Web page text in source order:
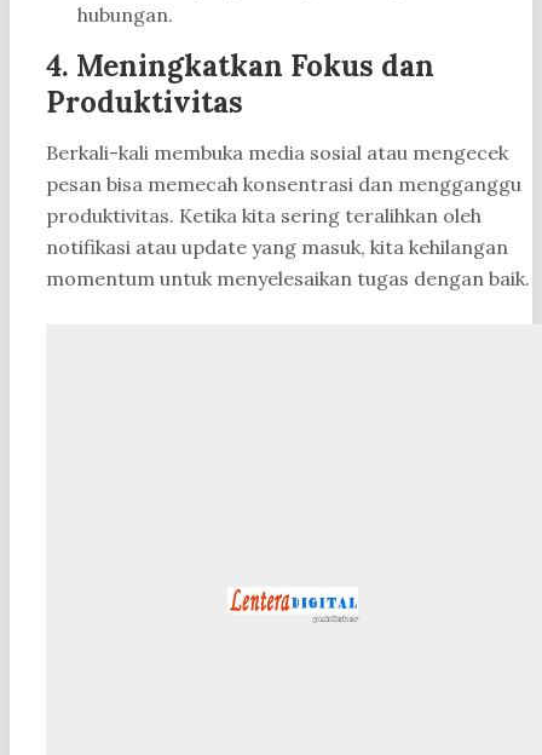
hubungan.
4. Meningkatkan Fokus dan
Produktivitas
Berkali-kali membuka media sosial atau mengecek
pesan bisa memecah konsentrasi dan mengganggu
produktivitas. Ketika kita sering teralihkan oleh
notifikasi atau update yang masuk, kita kehilangan
momentum untuk menyelesaikan tugas dengan baik.